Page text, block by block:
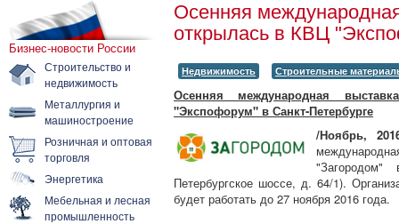
Бизнес-новости России
Строительство и
недвижимость
Металлургия и
машиностроение
Розничная и оптовая
торговля
Энергетика
Мебельная и лесная
промышленность
Осенняя
открылась в КВЦ
Недвижимость Строительные
Осенняя международная
"Экспофорум" в Санкт-Петербурге
/Ноябрь,
Петербургское шоссе, д. 64/1).
будет работать до 27 ноября 2016 года.